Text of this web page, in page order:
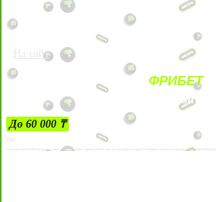
На сайт
ФРИБЕТ
ЗА ДЕПОЗИТЫ
До 60 000 ₸
21+
Лицензии №24514359, выданной комитетом индустрии туризма Министерства культуры и спорта Республики Казахстан срок до 27 сентября 2034 года.